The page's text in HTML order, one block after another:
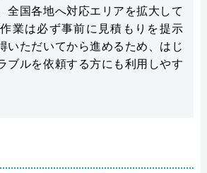
全国各地へ対応エリアを拡大して
業は必ず事前に見積もりを提示
いただいてから進めるため、はじ
ブルを依頼する方にも利用しやす